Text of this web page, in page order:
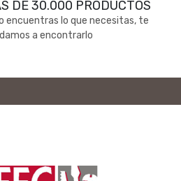
DE 30.000 PRODUCTOS
encuentras lo que necesitas, te
a encontrarlo